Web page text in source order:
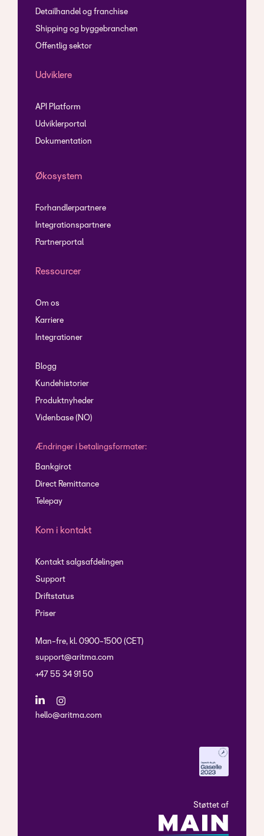
Detailhandel og franchise
Shipping og byggebranchen
Offentlig sektor
Udviklere
API Platform
Udviklerportal
Dokumentation
Økosystem
Forhandlerpartnere
Integrationspartnere
Partnerportal
Ressourcer
Om os
Karriere
Integrationer
Blogg
Kundehistorier
Produktnyheder
Videnbase (NO)
Ændringer i betalingsformater:
Bankgirot
Direct Remittance
Telepay
Kom i kontakt
Kontakt salgsafdelingen
Support
Driftstatus
Priser
Man-fre, kl. 0900-1500 (CET)
support@aritma.com
+47 55 34 91 50
hello@aritma.com
Støttet af